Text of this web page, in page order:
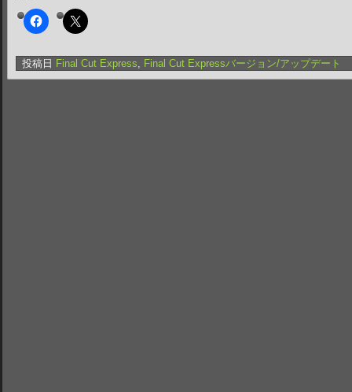
投稿日 Final Cut Express, Final Cut Expressバージョン/アップデート